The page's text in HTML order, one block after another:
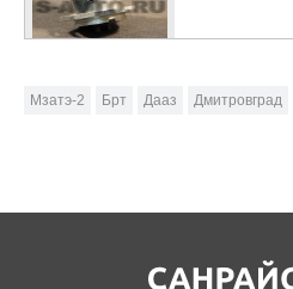
Мзатэ-2 Брт Дааз Дмитровград